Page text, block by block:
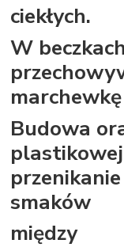
ciekłych.
W
Budowa
smaków
między